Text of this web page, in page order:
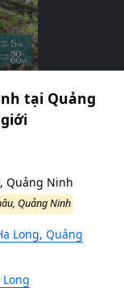
tại Quảng
Quảng Ninh
Quảng Ninh
Long, Quảng